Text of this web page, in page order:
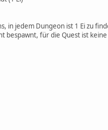
in jedem Dungeon ist 1 Ei zu
bespawnt, für die Quest ist